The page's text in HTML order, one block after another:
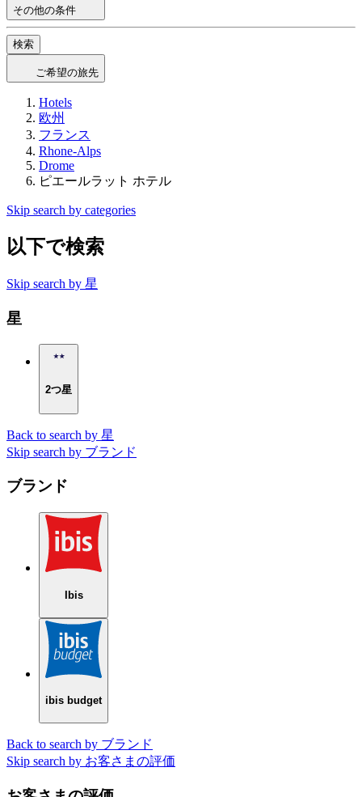
その他の条件
検索
ご希望の旅先
Hotels
欧州
フランス
Rhone-Alps
Drome
ピエールラット ホテル
Skip search by categories
以下で検索
Skip search by 星
星
2つ星
Back to search by 星
Skip search by ブランド
ブランド
Ibis
ibis budget
Back to search by ブランド
Skip search by お客さまの評価